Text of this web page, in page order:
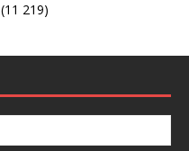
(11 219)